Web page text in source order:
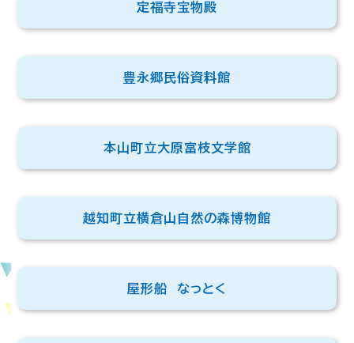
定福寺宝物殿
豊永郷民俗資料館
本山町立大原富枝文学館
越知町立横倉山自然の森博物館
屋形船 なっとく